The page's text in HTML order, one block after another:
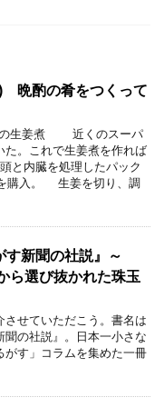
晩酌の肴をつくって
の生姜煮 近くのスーパ
た。これで生姜煮を作れば
と内臓を処理したパック
購入。 生姜を切り、調
す新聞の社説』～
ら選び抜かれた珠玉
せていただこう。書名は
聞の社説』。日本一小さな
がす」コラムを集めた一冊